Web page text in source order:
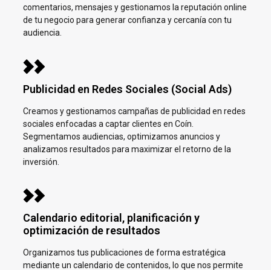
comentarios, mensajes y gestionamos la reputación online
de tu negocio para generar confianza y cercanía con tu
audiencia.
Publicidad en Redes Sociales (Social Ads)
Creamos y gestionamos campañas de publicidad en redes
sociales enfocadas a captar clientes en Coín.
Segmentamos audiencias, optimizamos anuncios y
analizamos resultados para maximizar el retorno de la
inversión.
Calendario editorial, planificación y
optimización de resultados
Organizamos tus publicaciones de forma estratégica
mediante un calendario de contenidos, lo que nos permite